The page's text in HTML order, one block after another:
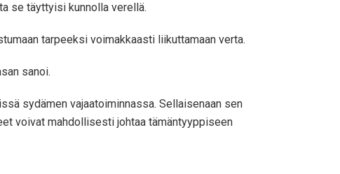
se täyttyisi kunnolla verellä.
tarpeeksi voimakkaasti liikuttamaan verta.
sanoi.
sydämen vajaatoiminnassa. Sellaisenaan sen
voivat mahdollisesti johtaa tämäntyyppiseen